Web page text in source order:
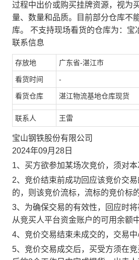
过程中出价或购买挂牌资源，视为
量、数量和品质。目前部分仓库不
库。 不支持现场看货的仓库为：
联系信息
存放地 广东省-湛江市
看货时间 -
看货仓库 湛江物流基地仓库现货
联系人 王雷
宝山钢铁股份有限公司
2024年09月28日
1、买方欲参加某场次竞价，须对
2、竞价结束前成功回应该竞价交
的，则该竞价流标，流标的竞价标
3、为确保交易的有效性，回应时
从竞买人平台资金账户的可用余额
4、竞价交易结束未成交的，交易
5、竞价交易成交后，买受方须在